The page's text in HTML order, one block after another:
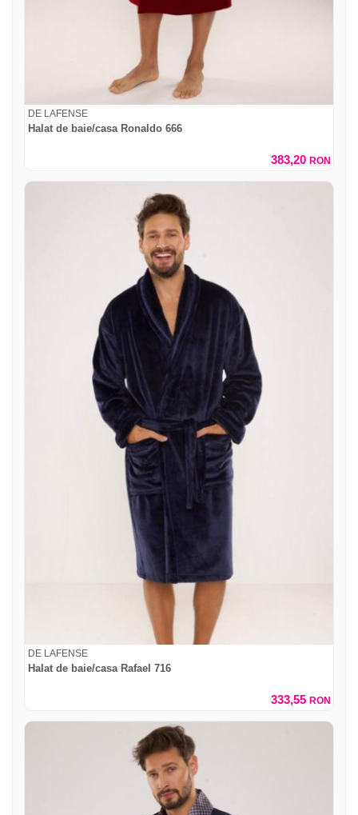
DE LAFENSE
Halat de baie/casa Ronaldo 666
383,20 RON
DE LAFENSE
Halat de baie/casa Rafael 716
333,55 RON